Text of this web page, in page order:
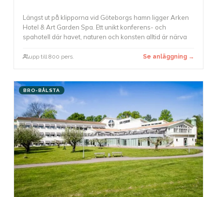
Längst ut på klipporna vid Göteborgs hamn ligger Arken
Hotel & Art Garden Spa. Ett unikt konferens- och
spahotell där havet, naturen och konsten alltid är närva
upp till 800 pers. Se anläggning →
BRO-BÅLSTA